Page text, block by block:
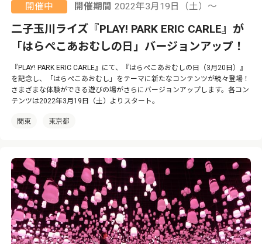
開催中 開催期間 2022年3月19日（土）〜
二子玉川ライズ『PLAY! PARK ERIC CARLE』が
「はらぺこあおむしの日」バージョンアップ！
『PLAY! PARK ERIC CARLE』にて、『はらぺこあおむしの日（3月20日）』
を記念し、「はらぺこあおむし」をテーマに新たなコンテンツが続々登場！
さまざまな体験ができる遊びの場がさらにバージョンアップします。各コン
テンツは2022年3月19日（土）よりスタート。
関東 東京都